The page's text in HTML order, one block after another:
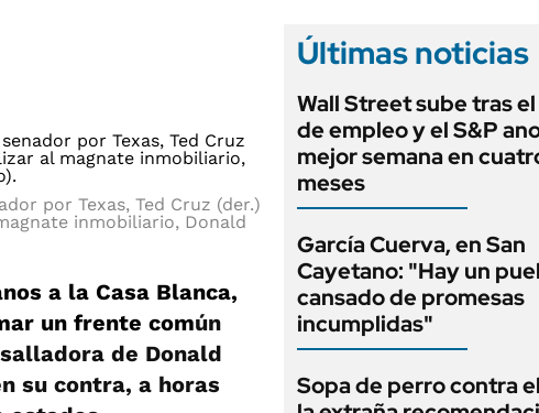
por Texas, Ted Cruz (der.)
inmobiliario, Donald
a la Casa Blanca,
un frente común
de Donald
su contra, a horas
Últimas noticias
Wall Street sube tras
de empleo y el S&P
mejor semana en
meses
García Cuerva, en San
Cayetano: "Hay un
cansado de promesas
incumplidas"
Sopa de perro contra